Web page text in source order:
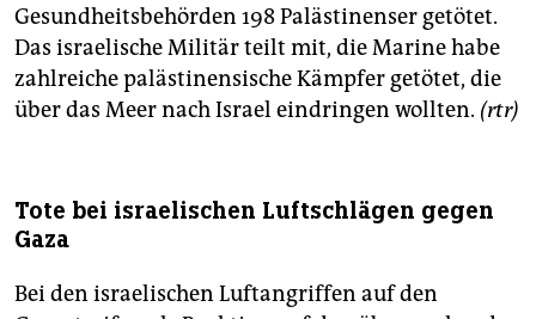
Gesundheitsbehörden 198 Palästinenser getötet.
Das israelische Militär teilt mit, die Marine habe
zahlreiche palästinensische Kämpfer getötet, die
über das Meer nach Israel eindringen wollten. (rtr)
Tote bei israelischen Luftschlägen gegen
Gaza
Bei den israelischen Luftangriffen auf den